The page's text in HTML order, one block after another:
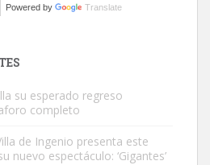
a Los Gatos callejeros de la zona los
Powered by Translate
su esperado regreso
completo
de Ingenio presenta este
nuevo espectáculo: ‘Gigantes’